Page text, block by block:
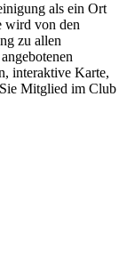
als ein Ort
wird von den
zu allen
interaktive Karte,
Mitglied im Club